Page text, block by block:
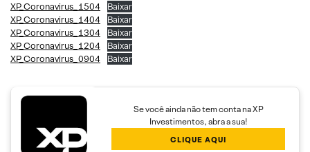
XP_Coronavirus_1504
Baixar
XP_Coronavirus_1404
Baixar
XP_Coronavirus_1304
Baixar
XP_Coronavirus_1204
Baixar
XP_Coronavirus_0904
Baixar
Se você ainda não tem conta na XP
Investimentos, abra a sua!
CLIQUE AQUI